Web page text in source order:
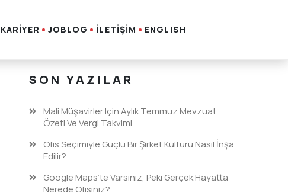
KARİYER JOBLOG İLETİŞİM ENGLISH
SON YAZILAR
Mali Müşavirler Için Aylık Temmuz Mevzuat
Özeti Ve Vergi Takvimi
Ofis Seçimiyle Güçlü Bir Şirket Kültürü Nasıl İnşa
Edilir?
Google Maps’te Varsınız, Peki Gerçek Hayatta
Nerede Ofisiniz?